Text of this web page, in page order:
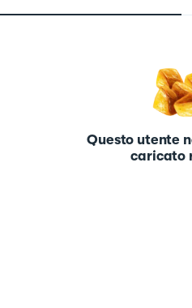
Questo utente
caricato